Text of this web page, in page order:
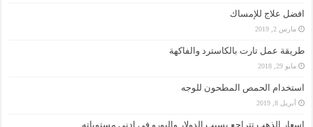
افضل علاج للإمساك
مارس 2, 2019
طريقة عمل تارت بالكاسترد والفاكهة
مايو 29, 2018
استخدام الحمص المطحون للوجه
أبريل 8, 2019
اسعار الذهب تتراجع بسبب الدولار واليورو في ادني مستوياته